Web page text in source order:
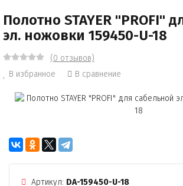
Полотно STAYER "PROFI"
эл. ножовки 159450-U-18
(0 отзывов)
В избранное
В сравнение
Артикул: DA-159450-U-18